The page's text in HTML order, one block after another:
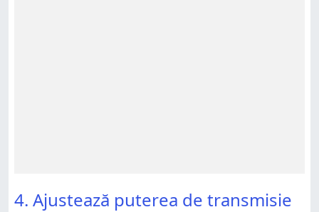
4. Ajustează puterea de transmisie